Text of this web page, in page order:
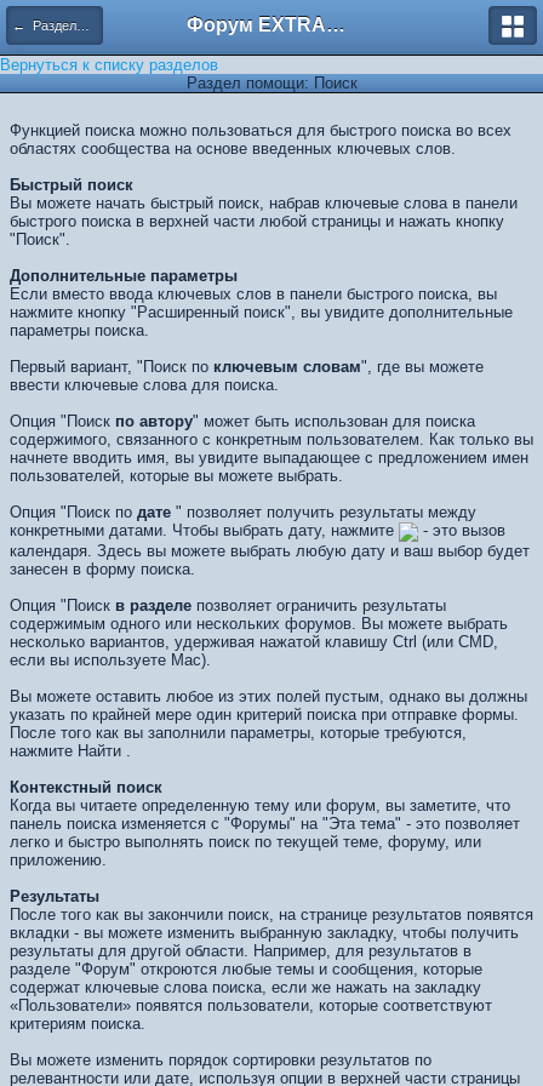
← Разделы помощи Форум EXTRACTOR.ru
Вернуться к списку разделов
Раздел помощи: Поиск
Функцией поиска можно пользоваться для быстрого поиска во всех
областях сообщества на основе введенных ключевых слов.
Быстрый поиск
Вы можете начать быстрый поиск, набрав ключевые слова в панели
быстрого поиска в верхней части любой страницы и нажать кнопку
"Поиск".
Дополнительные параметры
Если вместо ввода ключевых слов в панели быстрого поиска, вы
нажмите кнопку "Расширенный поиск", вы увидите дополнительные
параметры поиска.
Первый вариант, "Поиск по ключевым словам", где вы можете
ввести ключевые слова для поиска.
Опция "Поиск по автору" может быть использован для поиска
содержимого, связанного с конкретным пользователем. Как только вы
начнете вводить имя, вы увидите выпадающее с предложением имен
пользователей, которые вы можете выбрать.
Опция "Поиск по дате " позволяет получить результаты между
конкретными датами. Чтобы выбрать дату, нажмите
- это вызов
календаря. Здесь вы можете выбрать любую дату и ваш выбор будет
занесен в форму поиска.
Опция "Поиск в разделе позволяет ограничить результаты
содержимым одного или нескольких форумов. Вы можете выбрать
несколько вариантов, удерживая нажатой клавишу Ctrl (или CMD,
если вы используете Mac).
Вы можете оставить любое из этих полей пустым, однако вы должны
указать по крайней мере один критерий поиска при отправке формы.
После того как вы заполнили параметры, которые требуются,
нажмите Найти
Контекстный поиск
Когда вы читаете определенную тему или форум, вы заметите, что
панель поиска изменяется с "Форумы" на "Эта тема" - это позволяет
легко и быстро выполнять поиск по текущей теме, форуму, или
приложению.
Результаты
После того как вы закончили поиск, на странице результатов появятся
вкладки - вы можете изменить выбранную закладку, чтобы получить
результаты для другой области. Например, для результатов в
разделе "Форум" откроются любые темы и сообщения, которые
содержат ключевые слова поиска, если же нажать на закладку
«Пользователи» появятся пользователи, которые соответствуют
критериям поиска.
Вы можете изменить порядок сортировки результатов по
релевантности или дате, используя опции в верхней части страницы